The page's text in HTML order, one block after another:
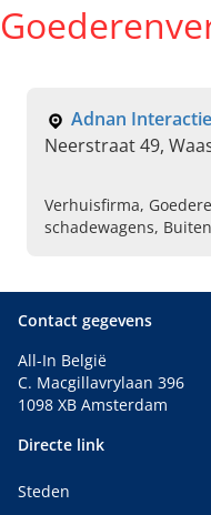
Adnan
Neerstraat 49,
Verhuisfirma,
schadewagens,
Contact gegevens
All-In België
C. Macgillavrylaan 396
1098 XB Amsterdam
Directe link
Steden